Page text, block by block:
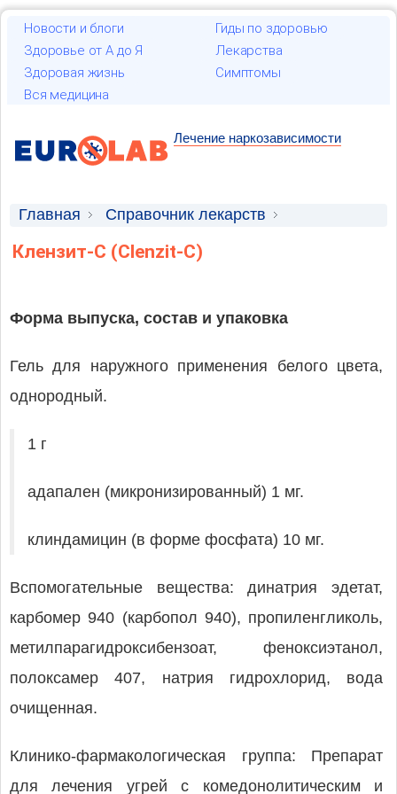
Новости и блоги
Гиды по здоровью
Здоровье от А до Я
Лекарства
Здоровая жизнь
Симптомы
Вся медицина
Лечение наркозависимости
Главная
Справочник лекарств
Лекарственные средства
Клензит-С (Clenzit-C)
Форма выпуска, состав и упаковка
Гель для наружного применения белого цвета,
однородный.
1 г
адапален (микронизированный) 1 мг.
клиндамицин (в форме фосфата) 10 мг.
Вспомогательные вещества: динатрия эдетат,
карбомер 940 (карбопол 940), пропиленгликоль,
метилпарагидроксибензоат, феноксиэтанол,
полоксамер 407, натрия гидрохлорид, вода
очищенная.
Клинико-фармакологическая группа: Препарат
для лечения угрей с комедонолитическим и